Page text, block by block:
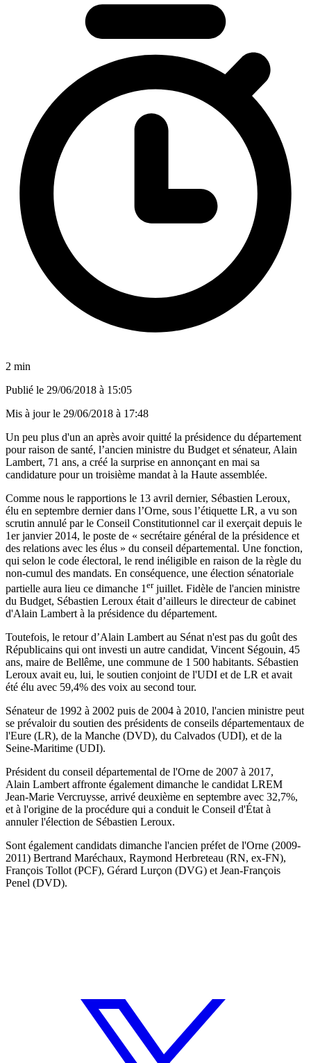
2 min
Publié le 29/06/2018 à 15:05
Mis à jour le 29/06/2018 à 17:48
Un peu plus d'un an après avoir quitté la présidence du département
pour raison de santé, l’ancien ministre du Budget et sénateur, Alain
Lambert, 71 ans, a créé la surprise en annonçant en mai sa
candidature pour un troisième mandat à la Haute assemblée.
Comme nous le rapportions le 13 avril dernier, Sébastien Leroux,
élu en septembre dernier dans l’Orne, sous l’étiquette LR, a vu son
scrutin annulé par le Conseil Constitutionnel car il exerçait depuis le
1er janvier 2014, le poste de « secrétaire général de la présidence et
des relations avec les élus » du conseil départemental. Une fonction,
qui selon le code électoral, le rend inéligible en raison de la règle du
non-cumul des mandats. En conséquence, une élection sénatoriale
partielle aura lieu ce dimanche 1 erjuillet. Fidèle de l'ancien ministre
du Budget, Sébastien Leroux était d’ailleurs le directeur de cabinet
d'Alain Lambert à la présidence du département.
Toutefois, le retour d’Alain Lambert au Sénat n'est pas du goût des
Républicains qui ont investi un autre candidat, Vincent Ségouin, 45
ans, maire de Bellême, une commune de 1 500 habitants. Sébastien
Leroux avait eu, lui, le soutien conjoint de l'UDI et de LR et avait
été élu avec 59,4% des voix au second tour.
Sénateur de 1992 à 2002 puis de 2004 à 2010, l'ancien ministre peut
se prévaloir du soutien des présidents de conseils départementaux de
l'Eure (LR), de la Manche (DVD), du Calvados (UDI), et de la
Seine-Maritime (UDI).
Président du conseil départemental de l'Orne de 2007 à 2017,
Alain Lambert affronte également dimanche le candidat LREM
Jean-Marie Vercruysse, arrivé deuxième en septembre avec 32,7%,
et à l'origine de la procédure qui a conduit le Conseil d'État à
annuler l'élection de Sébastien Leroux.
Sont également candidats dimanche l'ancien préfet de l'Orne (2009-
2011) Bertrand Maréchaux, Raymond Herbreteau (RN, ex-FN),
François Tollot (PCF), Gérard Lurçon (DVG) et Jean-François
Penel (DVD).